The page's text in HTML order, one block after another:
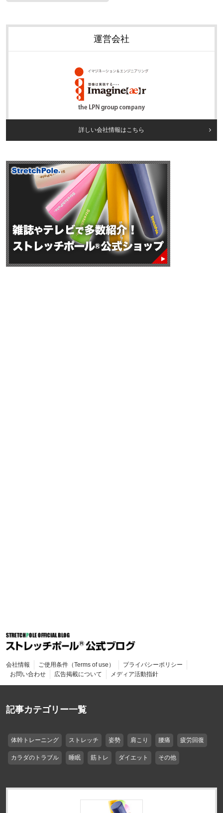
運営会社
詳しい会社情報はこちら
会社情報 ご使用条件（Terms of use）
プライバシーポリシー
お問い合わせ
広告掲載について メディア活動指針
記事カテゴリー一覧
体幹トレーニング ストレッチ 姿勢 肩こり 腰痛 疲労回復
カラダのトラブル 睡眠 筋トレ ダイエット その他